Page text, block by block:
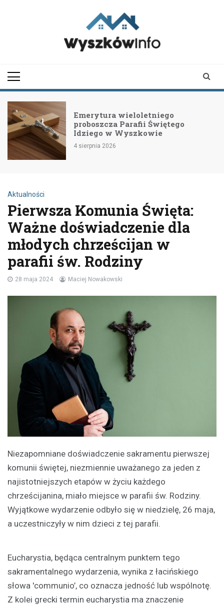
Emerytura wieloletniego
proboszcza Parafii Świętego
Idziego w Wyszkowie
4 sierpnia 2026
Aktualności
Pierwsza Komunia Święta:
Ważne doświadczenie dla
młodych chrześcijan w
parafii św. Rodziny
28 maja 2024 Maciej Nowakowski
Niezapomniane doświadczenie sakramentu pierwszej
komunii świętej, niezmiennie uważanego za jeden z
najistotniejszych etapów w życiu każdego
chrześcijanina, miało miejsce w parafii św. Rodziny.
Wyjątkowe wydarzenie odbyło się w niedzielę, 26 maja,
a uczestniczyły w nim dzieci z tej parafii.
Eucharystia, będąca centralnym punktem tego
sakramentalnego wydarzenia, wynika z łacińskiego
słowa 'communio’, co oznacza jedność lub wspólnotę.
Z kolei grecki termin eucharystia ma znaczenie